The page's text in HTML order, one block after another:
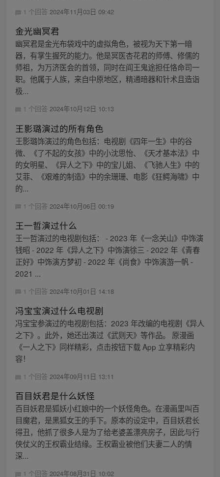
1 个回答 2024年11月03日 09:42
金光幽冥君
幽冥君是金光布袋戏中的虚拟角色，被视为天下第一暗
器，有掌生握死的能力。他是冥医杏花君的师傅、修儒的
师祖，为万济医会的首领，同时在阎王鬼途担任恪命司一
职。他属于人族，来自中原地区，精通暗器和针术且造诣
极...
1 个回答 2024年10月12日 10:13
王影璐演过的所有角色
王影璐饰演过的角色包括：电视剧《四年一生》中的谷
微、《了不起的女孩》中的小沈思怡、《天才基本法》中
的女明星、《异人之下》中的宝儿姐、《飞驰人生》中的
艾菲、《艰难的制造》中的余珊珊、电影《狂鳄海啸》中
的...
1 个回答 2024年10月06日 00:19
王一哲演过什么
王一哲演过的电视剧包括： - 2023 年《一念关山》中饰演
钱昭 - 2022 年《异人之下》中饰演徐三 - 2022 年《青春
正好》中饰演方梦初 - 2022 年《尚食》中饰演游一帆 -
2021 ...
1 个回答 2024年10月01日 14:18
冯宝宝演过什么电视剧
冯宝宝参演过的电视剧包括：2023 年改编的电视剧《异人
之下》。此外，她还出演过《武则天》等作品。 原漫画
《一人之下》同样精彩，点击按钮下载 App 立享精彩内
容！
1 个回答 2024年09月11日 13:11
百目妖君是什么妖怪
百目妖君是狐妖小红娘中的一个妖怪角色。在漫画里叫百
目魔君，是黑狐女王的手下。原本的设定中，百目妖君长
得丑，他抓了很多人是为了给老婆盖漂亮房子，因此与行
侠仗义的王权霸业结缘。王权霸业被他们夫妻二人的情
深...
1 个回答 2024年08月31日 10:02